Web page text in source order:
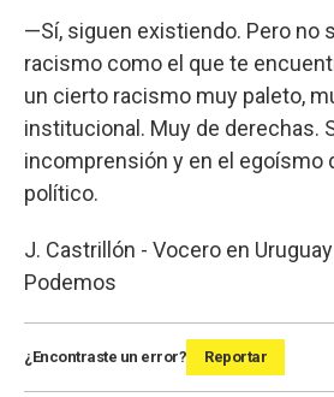
—Sí, siguen existiendo. Pero no
racismo como el que te
un cierto racismo muy paleto,
institucional. Muy de derechas.
incomprensión y en el egoísmo
político.
J. Castrillón - Vocero en
Podemos
¿Encontraste un error? Reportar